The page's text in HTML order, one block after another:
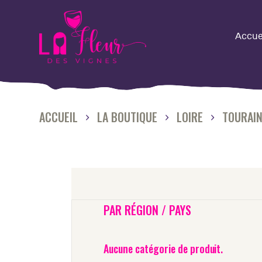
ACCUEIL LA BOUTIQUE LOIRE
PAR RÉGION / PAYS
Aucune catégorie de produit.